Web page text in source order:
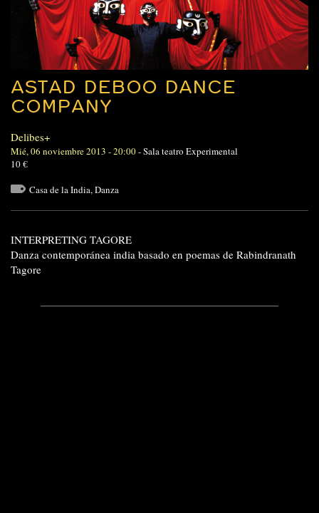
ASTAD DEBOO DANCE
COMPANY
Delibes+
Mié, 06 noviembre 2013 - 20:00-Sala teatro Experimental
10 €
Casa de la India,Danza
INTERPRETING TAGORE
Danza contemporánea india basado en poemas de Rabindranath
Tagore